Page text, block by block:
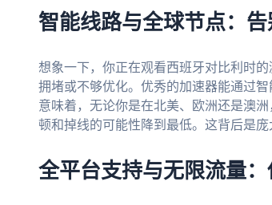
智能线路与全球节点：
想象一下，你正在观看西班牙对比利时
拥堵或不够优化。优秀的加速器能通过
意味着，无论你是在北美、欧洲还是澳
顿和掉线的可能性降到最低。这背后是庞
全平台支持与无限流量：